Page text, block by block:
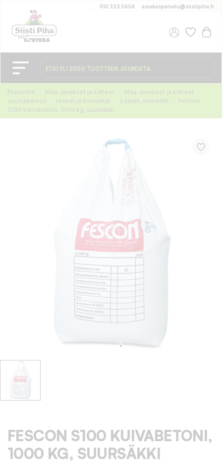
010 323 5858 asiakaspalvelu@siistipiha.fi
Etusivulle Maa-ainekset ja katteet
Maa-ainekset ja katteet
suursäkeissä
Hiekat ja kivituhkat Laastit, sementit
Fescon
S100 kuivabetoni, 1000 kg, suursäkki
FESCON S100 KUIVABETONI,
1000 KG, SUURSÄKKI